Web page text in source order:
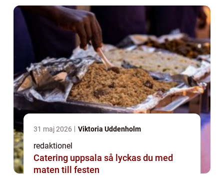
31 maj 2026 Viktoria Uddenholm
redaktionel
Catering uppsala så lyckas du med
maten till festen